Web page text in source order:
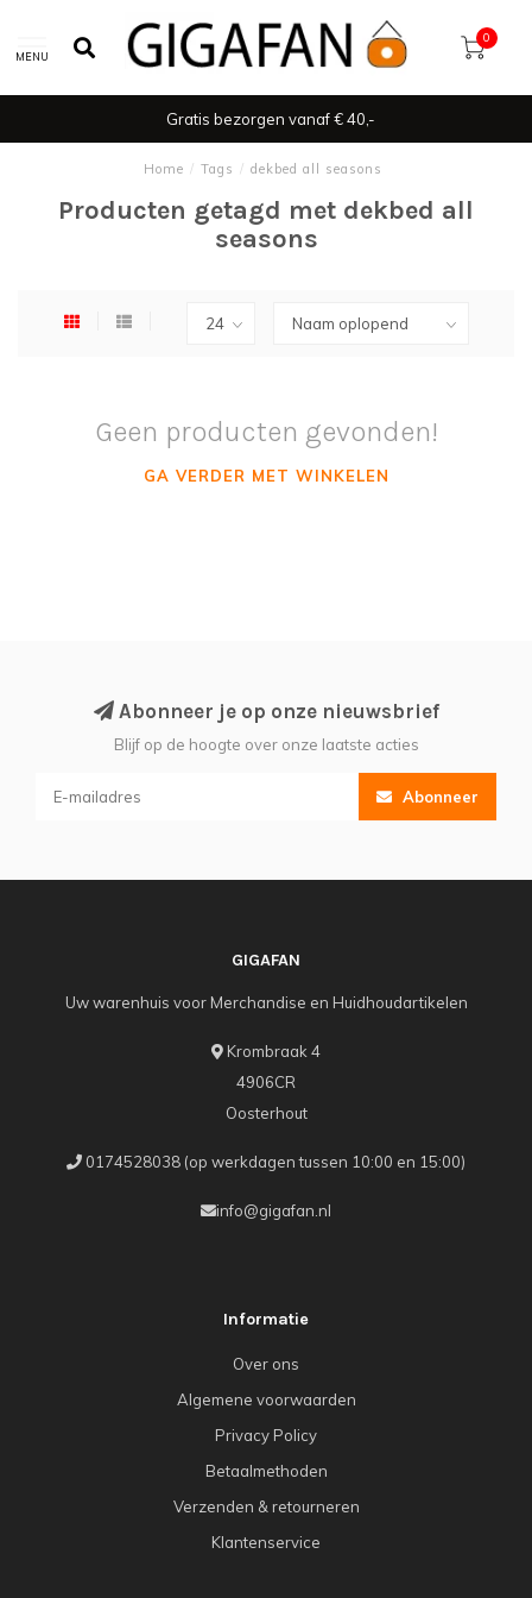
MENU
0
Gratis bezorgen vanaf € 40,-
Home / Tags / dekbed all seasons
Producten getagd met dekbed all
seasons
Geen producten gevonden!
GA VERDER MET WINKELEN
Abonneer je op onze nieuwsbrief
Blijf op de hoogte over onze laatste acties
Abonneer
GIGAFAN
Uw warenhuis voor Merchandise en Huidhoudartikelen
Krombraak 4
4906CR
Oosterhout
0174528038 (op werkdagen tussen 10:00 en 15:00)
info@gigafan.nl
Informatie
Over ons
Algemene voorwaarden
Privacy Policy
Betaalmethoden
Verzenden & retourneren
Klantenservice